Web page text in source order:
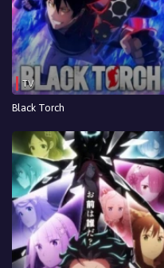
TV
Black Torch